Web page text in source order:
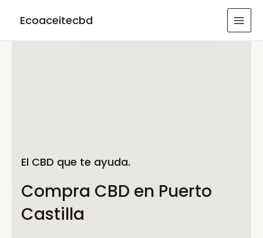
Ecoaceitecbd
El CBD que te ayuda.
Compra CBD en Puerto
Castilla